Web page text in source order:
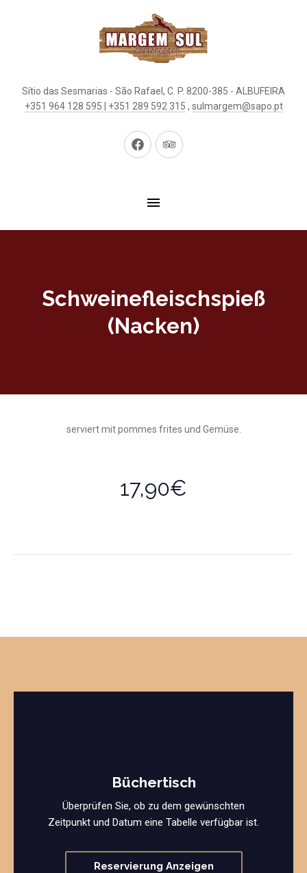
Sítio das Sesmarias - São Rafael, C. P. 8200-385 - ALBUFEIRA
+351 964 128 595 | +351 289 592 315 , sulmargem@sapo.pt
Neues Neues
Schweinefleischspieß
(Nacken)
serviert mit pommes frites und Gemüse.
17,90€
Büchertisch
Überprüfen Sie, ob zu dem gewünschten
Zeitpunkt und Datum eine Tabelle verfügbar ist.
Reservierung Anzeigen